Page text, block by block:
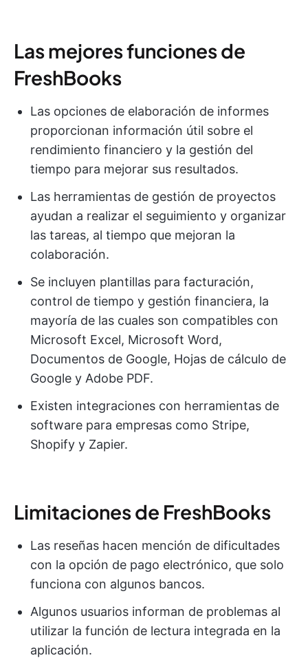
Las mejores funciones de
FreshBooks
Las opciones de elaboración de informes
proporcionan información útil sobre el
rendimiento financiero y la gestión del
tiempo para mejorar sus resultados.
Las herramientas de gestión de proyectos
ayudan a realizar el seguimiento y organizar
las tareas, al tiempo que mejoran la
colaboración.
Se incluyen plantillas para facturación,
control de tiempo y gestión financiera, la
mayoría de las cuales son compatibles con
Microsoft Excel, Microsoft Word,
Documentos de Google, Hojas de cálculo de
Google y Adobe PDF.
Existen integraciones con herramientas de
software para empresas como Stripe,
Shopify y Zapier.
Limitaciones de FreshBooks
Las reseñas hacen mención de dificultades
con la opción de pago electrónico, que solo
funciona con algunos bancos.
Algunos usuarios informan de problemas al
utilizar la función de lectura integrada en la
aplicación.